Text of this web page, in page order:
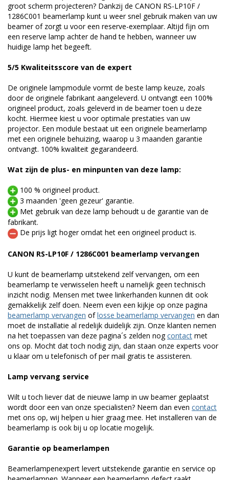
groot scherm projecteren? Dankzij de CANON RS-LP10F /
1286C001 beamerlamp kunt u weer snel gebruik maken van uw
beamer of zorgt u voor een reserve-exemplaar. Altijd fijn om
een reserve lamp achter de hand te hebben, wanneer uw
huidige lamp het begeeft.
5/5 Kwaliteitsscore van de expert
De originele lampmodule vormt de beste lamp keuze, zoals
door de originele fabrikant aangeleverd. U ontvangt een 100%
origineel product, zoals geleverd in de beamer toen u deze
kocht. Hiermee kiest u voor optimale prestaties van uw
projector. Een module bestaat uit een originele beamerlamp
met een originele behuizing, waarop u 3 maanden garantie
ontvangt. 100% kwaliteit gegarandeerd.
Wat zijn de plus- en minpunten van deze lamp:
100 % origineel product.
3 maanden 'geen gezeur' garantie.
Met gebruik van deze lamp behoudt u de garantie van de
fabrikant.
De prijs ligt hoger omdat het een origineel product is.
CANON RS-LP10F / 1286C001 beamerlamp vervangen
U kunt de beamerlamp uitstekend zelf vervangen, om een
beamerlamp te verwisselen heeft u namelijk geen technisch
inzicht nodig. Mensen met twee linkerhanden kunnen dit ook
gemakkelijk zelf doen. Neem even een kijkje op onze pagina
beamerlamp vervangen oflosse beamerlamp vervangen en dan
moet de installatie al redelijk duidelijk zijn. Onze klanten nemen
na het toepassen van deze pagina´s zelden nogcontact met
ons op. Mocht dat toch nodig zijn, dan staan onze experts voor
u klaar om u telefonisch of per mail gratis te assisteren.
Lamp vervang service
Wilt u toch liever dat de nieuwe lamp in uw beamer geplaatst
wordt door een van onze specialisten? Neem dan even contact
met ons op, wij helpen u hier graag mee. Het installeren van de
beamerlamp is ook bij u op locatie mogelijk.
Garantie op beamerlampen
Beamerlampenexpert levert uitstekende garantie en service op